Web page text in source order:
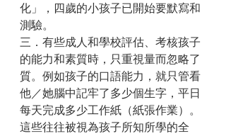
化」，四歲的小孩子已開始要默寫和
測驗。
三．有些成人和學校評估、考核孩子
的能力和素質時，只重視量而忽略了
質。例如孩子的口語能力，就只管看
他／她腦中記牢了多少個生字，平日
每天完成多少工作紙（紙張作業）。
這些往往被視為孩子所知所學的全